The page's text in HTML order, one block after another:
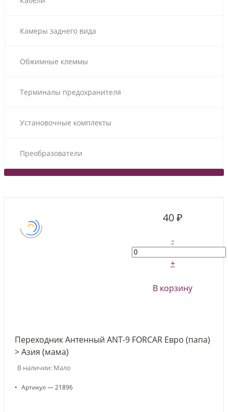
Камеры заднего вида
Обжимные клеммы
Терминалы предохранителя
Установочные комплекты
Преобразователи
40 ₽
-
+
В корзину
Переходник Антенный ANT-9 FORCAR Евро (папа)
> Азия (мама)
В наличии: Мало
• Артикул — 21896